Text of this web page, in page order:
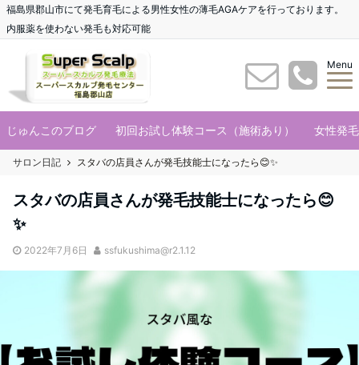
福島県郡山市にて発毛育毛による男性女性の薄毛AGAケアを行っております。
内服薬を使わない発毛も対応可能
Menu
じゅんこのブログ 初回お試し体験コース（施術あり） 女性発
サロン日記 スタバの店員さんが発毛技能士になったら😊✨
スタバの店員さんが発毛技能士になったら😊
✨
2022年7月6日 ssfukushima@r2.1.12